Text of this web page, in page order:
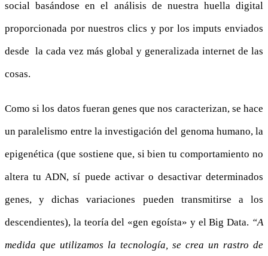
social basándose en el análisis de nuestra huella digital
proporcionada por nuestros clics y por los imputs enviados
desde la cada vez más global y generalizada internet de las
cosas.
Como si los datos fueran genes que nos caracterizan, se hace
un paralelismo entre la investigación del genoma humano, la
epigenética (que sostiene que, si bien tu comportamiento no
altera tu ADN, sí puede activar o desactivar determinados
genes, y dichas variaciones pueden transmitirse a los
descendientes), la teoría del «gen egoísta» y el Big Data. “A
medida que utilizamos la tecnología, se crea un rastro de